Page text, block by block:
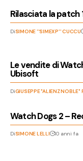
Rilasciata la patch
DiSIMONE ''SIMEXP'' CUCCU
Le vendite di
Ubisoft
DiGIUSEPPE "ALIENZ NOBLE"
Watch Dogs 2 –
DiSIMONE LELLI 10 anni fa